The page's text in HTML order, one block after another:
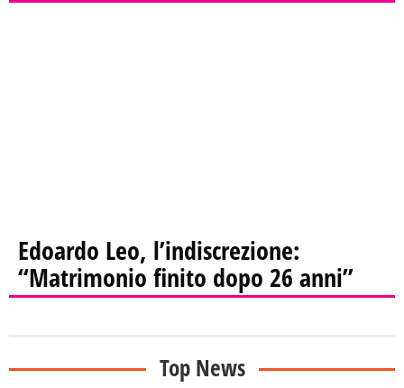
Edoardo Leo, l’indiscrezione:
“Matrimonio finito dopo 26 anni”
Top News